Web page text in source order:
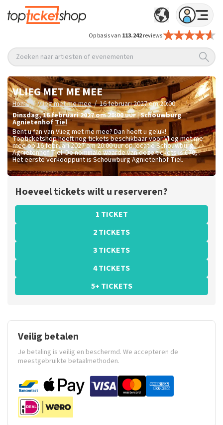
Op basis van 113.242reviews
Zoeken naar artiesten of evenementen
VLIEG MET ME MEE
Home / Vlieg met me mee / 16 februari 2027 om 20:00
dinsdag,16 februari 2027 om 20:00uur|Schouwburg
AgnietenhofTiel
Bent u fan van Vlieg met me mee? Dan heeft u geluk!
Topticketshop heeft nog tickets beschikbaar voor Vlieg met me
mee op 16 februari 2027 om 20:00 uur op locatie Schouwburg
Agnietenhof Tiel. De nominale waarde van deze tickets is€70,-.
Het eerste verkooppunt is Schouwburg Agnietenhof Tiel.
Hoeveel tickets wilt u reserveren?
1 TICKET
2 TICKETS
3 TICKETS
4 TICKETS
5+ TICKETS
Veilig betalen
Je betaling is veilig en beschermd. We accepteren de
meestgebruikte betaalmethoden.